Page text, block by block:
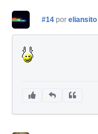
#14 por eliansito